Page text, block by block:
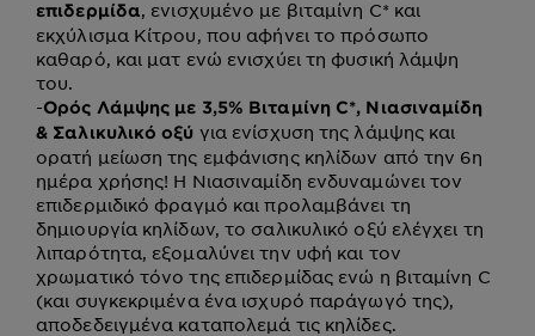
επιδερμίδα, ενισχυμένο με βιταμίνη C* και
εκχύλισμα Κίτρου, που αφήνει το πρόσωπο
καθαρό, και ματ ενώ ενισχύει τη φυσική λάμψη
του.
-Ορός Λάμψης με 3,5% Βιταμίνη C*, Νιασιναμίδη
& Σαλικυλικό οξύ για ενίσχυση της λάμψης και
ορατή μείωση της εμφάνισης κηλίδων από την 6η
ημέρα χρήσης! Η Νιασιναμίδη ενδυναμώνει τον
επιδερμιδικό φραγμό και προλαμβάνει τη
δημιουργία κηλίδων, το σαλικυλικό οξύ ελέγχει τη
λιπαρότητα, εξομαλύνει την υφή και τον
χρωματικό τόνο της επιδερμίδας ενώ η βιταμίνη C
(και συγκεκριμένα ένα ισχυρό παράγωγό της),
αποδεδειγμένα καταπολεμά τις κηλίδες.